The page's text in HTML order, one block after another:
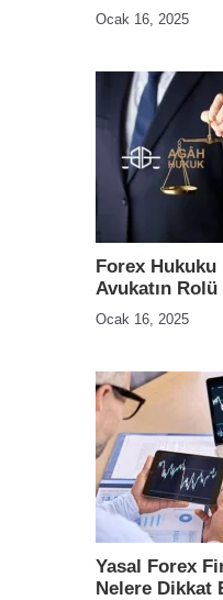
Ocak 16, 2025
Forex Hukuku
Avukatın Rolü
Ocak 16, 2025
Yasal Forex
Nelere Dikkat